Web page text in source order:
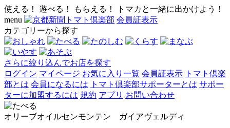
使える！ 遊べる！ もらえる！ トマカと一緒に出かけよう！
menu
会員証表示
カテゴリーから探す
さらに絞り込んでお店を探す
ログイン マイページ お気に入り一覧 会員証表示 トマト倶楽
部とは 会員になるには トマト倶楽部サポーターとは サポー
ターに加盟するには 規約 アプリ お問い合わせ
オリーブオイルセンモンテン ガイアヴェルディ